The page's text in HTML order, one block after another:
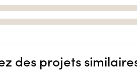
des projets